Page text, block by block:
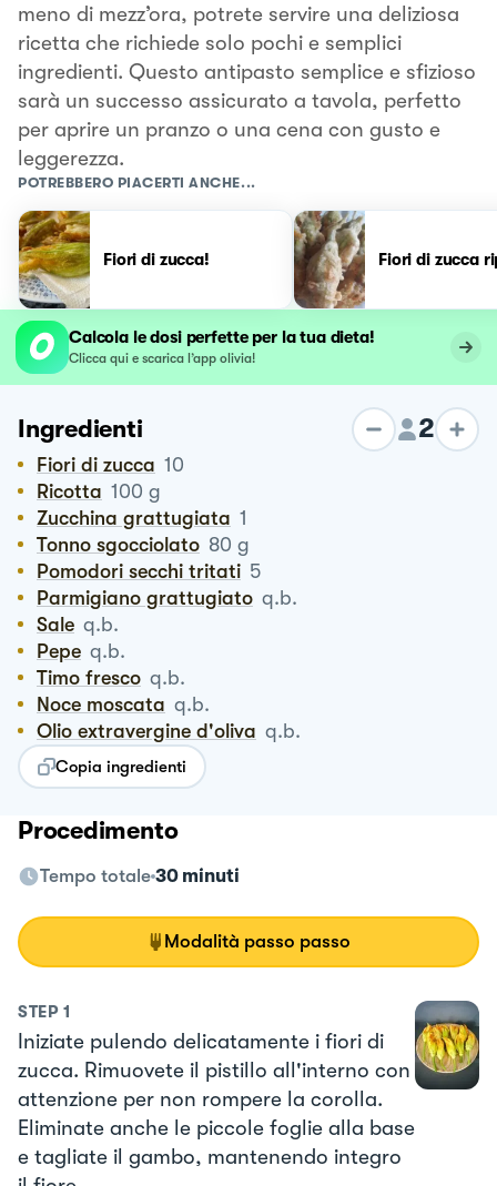
meno di mezz’ora, potrete servire una deliziosa
ricetta che richiede solo pochi e semplici
ingredienti. Questo antipasto semplice e sfizioso
sarà un successo assicurato a tavola, perfetto
per aprire un pranzo o una cena con gusto e
leggerezza.
POTREBBERO PIACERTI ANCHE...
Fiori di zucca! Fiori di zucca
Calcola le dosi perfette per la tua dieta!
Clicca qui e scarica l’app olivia!
Ingredienti 2
Fiori di zucca 10
Ricotta 100 g
Zucchina grattugiata 1
Tonno sgocciolato 80 g
Pomodori secchi tritati 5
Parmigiano grattugiato q.b.
Sale q.b.
Pepe q.b.
Timo fresco q.b.
Noce moscata q.b.
Olio extravergine d'oliva q.b.
Copia ingredienti
Procedimento
Tempo totale 30 minuti
Modalità passo passo
STEP 1
Iniziate pulendo delicatamente i fiori di
zucca. Rimuovete il pistillo all'interno con
attenzione per non rompere la corolla.
Eliminate anche le piccole foglie alla base
e tagliate il gambo, mantenendo integro